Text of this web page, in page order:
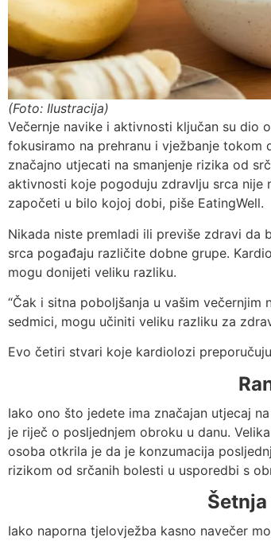
(Foto: Ilustracija)
Večernje navike i aktivnosti ključan su dio
fokusiramo na prehranu i vježbanje tokom
značajno utjecati na smanjenje rizika od
aktivnosti koje pogoduju zdravlju srca nije
započeti u bilo kojoj dobi, piše EatingWell.
Nikada niste premladi ili previše zdravi da
srca pogađaju različite dobne grupe.
mogu donijeti veliku razliku.
“Čak i sitna poboljšanja u vašim večernjim
sedmici, mogu učiniti veliku razliku za
Evo četiri stvari koje kardiolozi
Iako ono što jedete ima značajan utjecaj
je riječ o posljednjem obroku u danu.
osoba otkrila je da je konzumacija
rizikom od srčanih bolesti u usporedbi s
Iako naporna tjelovježba kasno navečer